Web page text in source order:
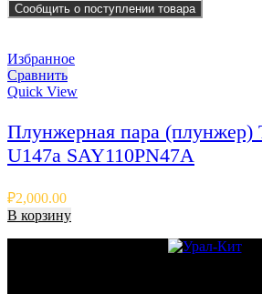
Сообщить о поступлении товара
Избранное
Сравнить
Quick View
Плунжерная пара
U147a SAY110PN47A
₽2,000.00
В корзину